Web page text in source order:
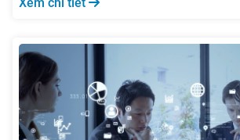
Xem chi tiết